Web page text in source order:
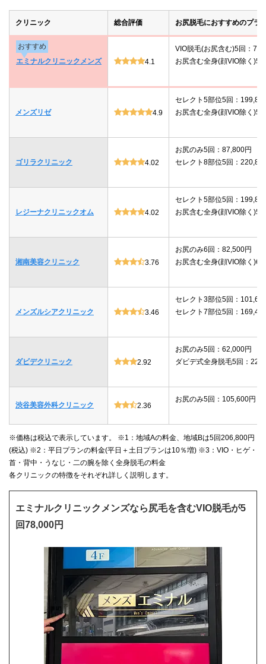
クリニック 総合評価 お尻脱毛におすすめのプラ
おすすめ
エミナルクリニックメンズ
4.1
VIO脱毛(お尻含む)5回：
お尻含む全身(顔VIO除く)5
メンズリゼ 4.9
セレクト5部位5回：
お尻含む全身(顔VIO除く)5
ゴリラクリニック 4.02
お尻のみ5回：87,800円
セレクト8部位5回：
レジーナクリニックオム 4.02
セレクト5部位5回：
お尻含む全身(顔VIO除く)5
湘南美容クリニック 3.76
お尻のみ6回：82,500円
お尻含む全身(顔VIO除く)6
メンズルシアクリニック 3.46
セレクト3部位5回：
セレクト7部位5回：
ダビデクリニック 2.92
お尻のみ5回：62,000円
ダビデ式全身脱毛5回：
渋谷美容外科クリニック 2.36
お尻のみ5回：105,600円
※価格は税込で表示しています。 ※1：地域Aの料金、地域Bは5回206,800円
(税込) ※2：平日プランの料金(平日＋土日プランは10％増) ※3：VIO・ヒゲ・
首・背中・うなじ・二の腕を除く全身脱毛の料金
各クリニックの特徴をそれぞれ詳しく説明します。
エミナルクリニックメンズなら尻毛を含むVIO脱毛が5
回78,000円